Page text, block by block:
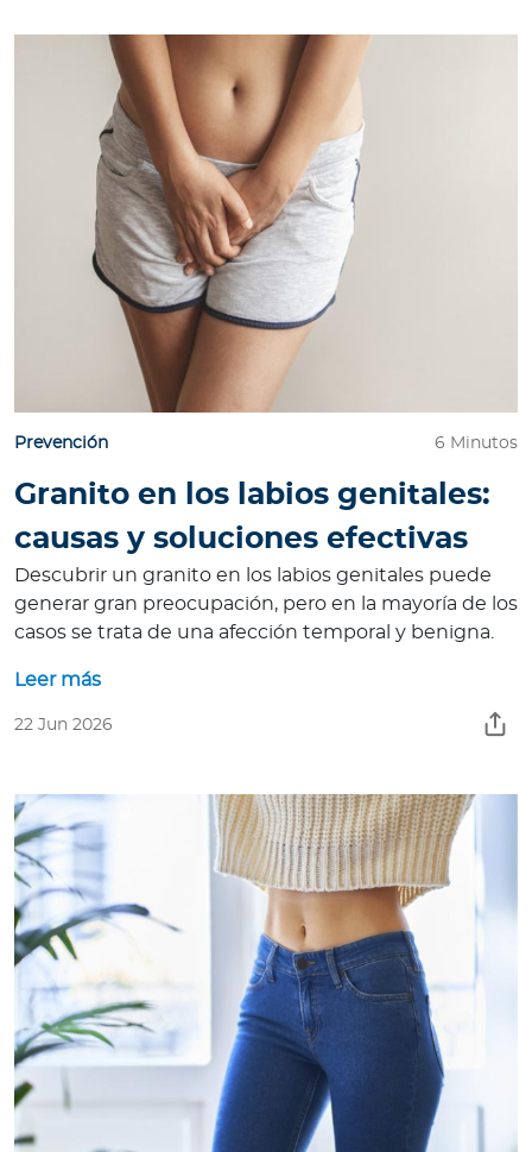
Prevención 6 Minutos
Granito en los labios genitales:
causas y soluciones efectivas
Descubrir un granito en los labios genitales puede
generar gran preocupación, pero en la mayoría de los
casos se trata de una afección temporal y benigna.
Leer más
22 Jun 2026